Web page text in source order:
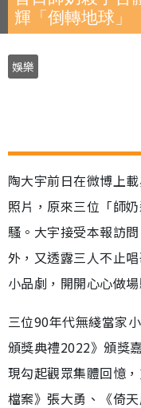
輝「倒轉地球」
娛樂
陶大宇前日在微博上
照片，原來三位「師
騷。大宇接受本報訪
外，又透露三人不止
小品劇，開開心心做場
三位90年代無綫當家
頒獎典禮2022》頒獎
現勾起觀眾集體回憶
檔案》張大勇、《倚